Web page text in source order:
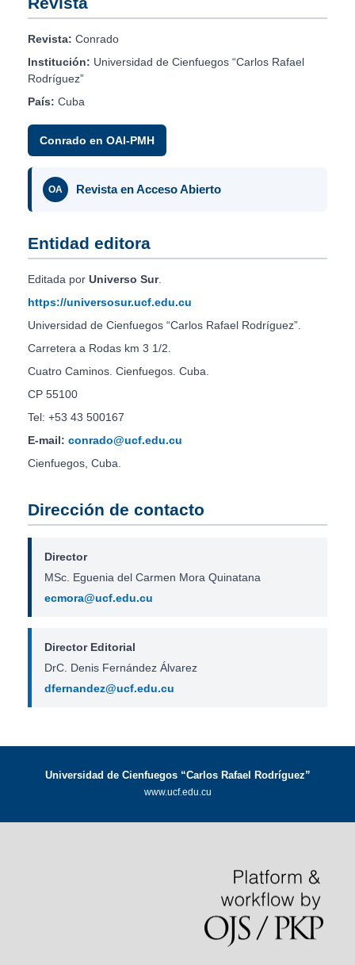
Revista: Conrado
Institución: Universidad de Cienfuegos “Carlos Rafael
Rodríguez”
País: Cuba
Conrado en OAI-PMH
OA Revista en Acceso Abierto
Entidad editora
Editada por Universo Sur.
https://universosur.ucf.edu.cu
Universidad de Cienfuegos “Carlos Rafael Rodríguez”.
Carretera a Rodas km 3 1/2.
Cuatro Caminos. Cienfuegos. Cuba.
CP 55100
Tel: +53 43 500167
E-mail: conrado@ucf.edu.cu
Cienfuegos, Cuba.
Dirección de contacto
Director
MSc. Eguenia del Carmen Mora Quinatana
ecmora@ucf.edu.cu
Director Editorial
DrC. Denis Fernández Álvarez
dfernandez@ucf.edu.cu
Universidad de Cienfuegos “Carlos Rafael Rodríguez”
www.ucf.edu.cu